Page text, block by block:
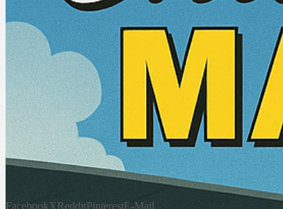
FacebookXRedditPinterestE-Mail